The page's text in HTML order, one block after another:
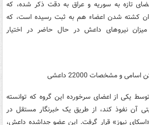
تازه به سوریه و عراق به دقت ذکر شده، که
کشته شدن اعضاء هم به ثبت رسیده است، که
میزان نیروهای داعش در حال حاضر در اختیار
یکی از اعضای سرخورده این گروه که توانسته
آن نفوذ کند، از طریق یک خبرنگار مستقل در
«اسکای نیوز» قرار گرفت. این عضو جداشده داعش،